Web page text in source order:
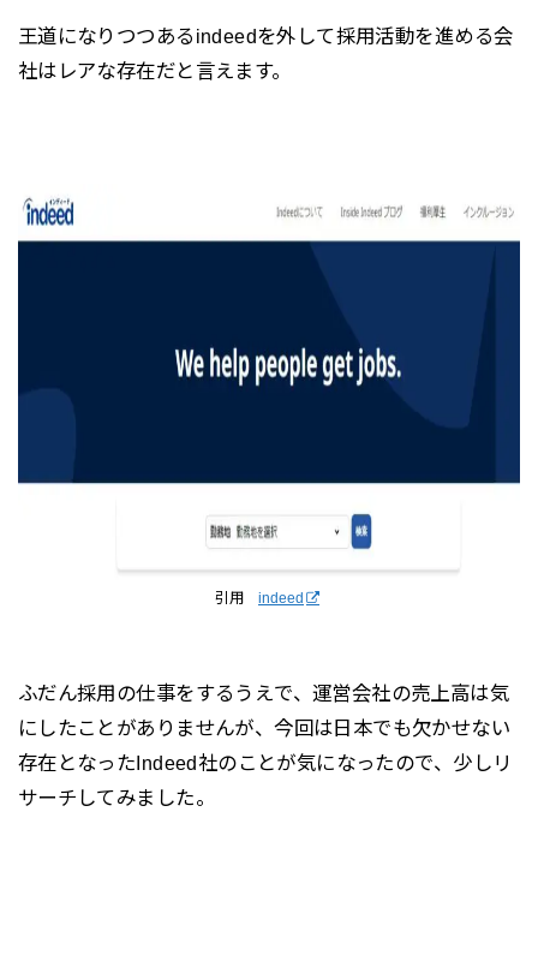
王道になりつつあるindeedを外して採用活動を進める会
社はレアな存在だと言えます。
引用 indeed
ふだん採用の仕事をするうえで、運営会社の売上高は気
にしたことがありませんが、今回は日本でも欠かせない
存在となったIndeed社のことが気になったので、少しリ
サーチしてみました。